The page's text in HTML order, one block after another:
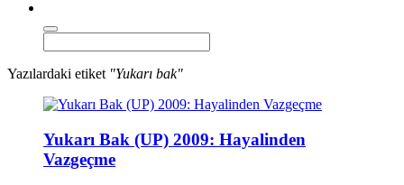
Yazılardaki etiket "Yukarı bak"
Yukarı Bak (UP) 2009: Hayalinden
Vazgeçme